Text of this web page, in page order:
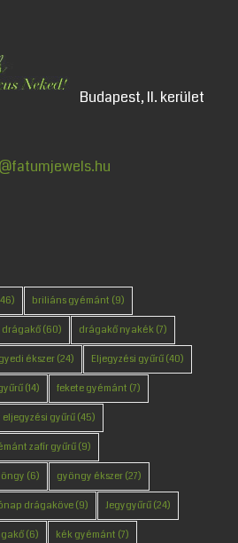
Budapest, II. kerület
briliáns gyémánt (9)
drágakő(60) drágakő nyakék(7)
ékszer(24) Eljegyzési gyűrű(40)
(14) fekete gyémánt (7)
gyűrű(45)
zafír gyűrű(9)
(6) gyöngy ékszer(27)
drágaköve(9) Jegygyűrű(24)
(6) kék gyémánt (7)